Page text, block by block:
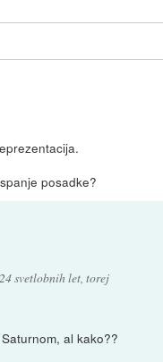
posadke?
svetlobnih let, torej
al kako??